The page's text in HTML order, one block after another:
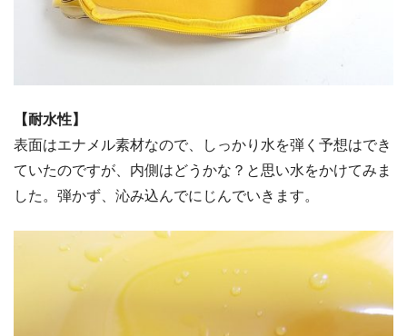
【耐水性】
表面はエナメル素材なので、しっかり水を弾く予想はでき
ていたのですが、内側はどうかな？と思い水をかけてみま
した。弾かず、沁み込んでにじんでいきます。